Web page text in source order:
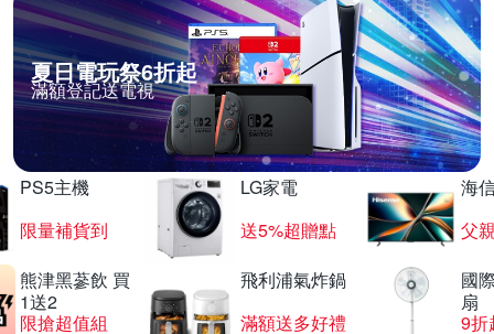
夏日電玩祭6折起
滿額登記送電視
PS5主機
限量補貨到
LG家電
送5%超贈點
海
父
熊津黑蔘飲 買
1送2
限搶超值組
飛利浦氣炸鍋
滿額送多好禮
國
扇
9折